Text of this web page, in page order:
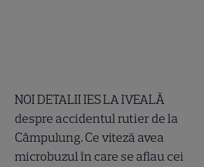
NOI DETALII IES LA IVEALĂ
despre accidentul rutier de la
Câmpulung. Ce viteză avea
microbuzul în care se aflau cei